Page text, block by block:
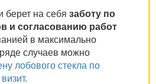
берет на себя заботу по
и согласованию работ
в максимально
случаев можно
лобового стекла по